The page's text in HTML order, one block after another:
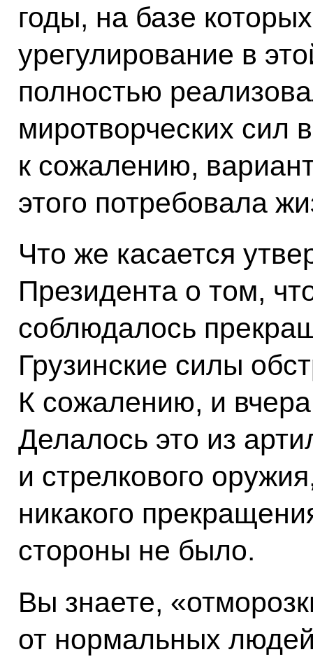
годы, на базе
урегулирование в
полностью
миротворческих сил
к сожалению,
этого потребовала
Что же касается
Президента о том,
соблюдалось
Грузинские силы
К сожалению, и
Делалось это из
и стрелкового
никакого
стороны не было.
Вы знаете,
от нормальных